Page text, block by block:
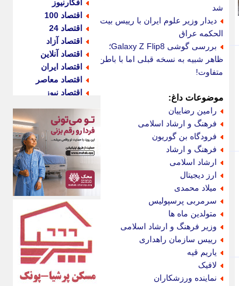
شد
دیدار وزیر علوم ایران با رییس بیت
الحکمه عراق
بررسی گوشی Galaxy Z Flip8؛
ظاهر شبیه به نسخه قبلی اما با باطن
متفاوت!
موضوعات داغ:
رامین رضاییان
فرهنگ و ارشاد اسلامی
فرودگاه بن گوریون
فرهنگ و ارشاد
ارشاد اسلامی
ارز دیجیتال
میلاد محمدی
سرمربی پرسپولیس
متولدین ماه ها
وزیر فرهنگ و ارشاد اسلامی
رییس سازمان راهداری
یاریم قیه
لافیک
نماینده ورزشکاران
افکارنیوز
اقتصاد 100
اقتصاد 24
اقتصاد آزاد
اقتصاد آنلاین
اقتصاد ایران
اقتصاد معاصر
اقتصاد نیوز
اکوفارس
اکونگار
اکونیوز
الف
انتشار آنلاین
اندیشه قرن
اندیشه معاصر
اندیشه ها
انرژی پرس
ای استخدام
ایتنا
ایراف
ایران آرت